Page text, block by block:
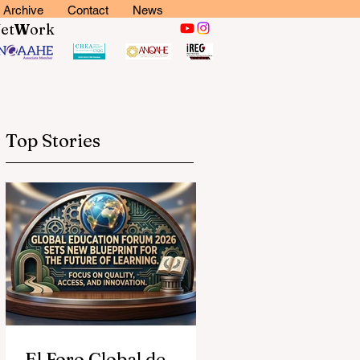
Archive Contact News
etWork
Top Stories